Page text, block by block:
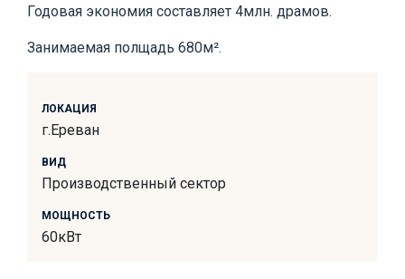
Годовая экономия составляет 4млн. драмов.
Занимаемая полщадь 680м².
ЛОКАЦИЯ
г.Ереван
ВИД
Производственный сектор
МОЩНОСТЬ
60кВт